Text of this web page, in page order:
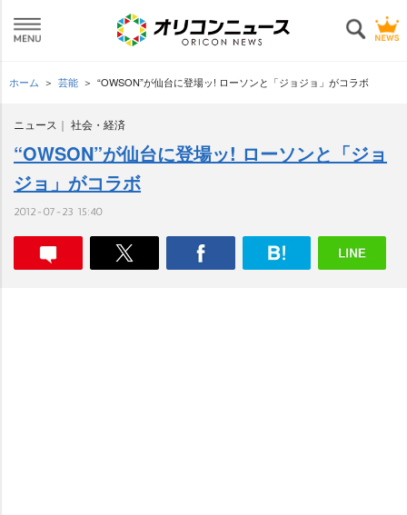
ホーム 芸能 “OWSON”が仙台に登場ッ! ローソンと「ジョジョ」がコラボ
ニュース 社会・経済
“OWSON”が仙台に登場ッ! ローソンと「ジョ
ジョ」がコラボ
2012-07-23 15:40